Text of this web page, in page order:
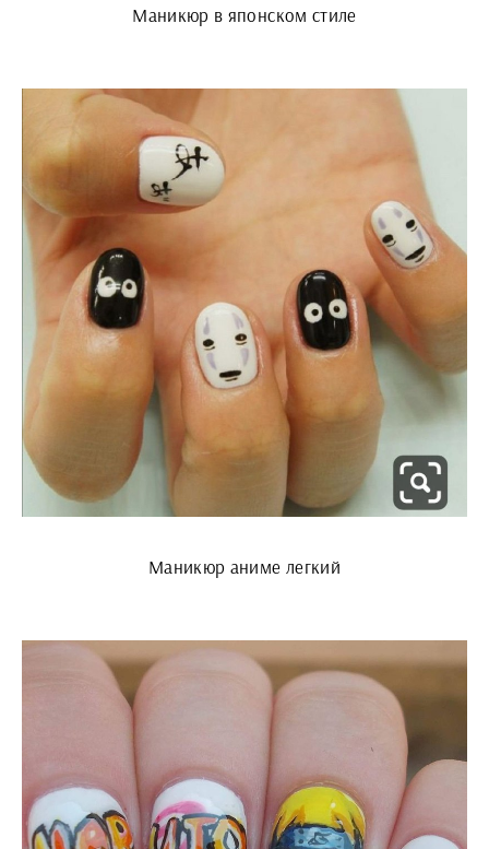
Маникюр в японском стиле
Маникюр аниме легкий